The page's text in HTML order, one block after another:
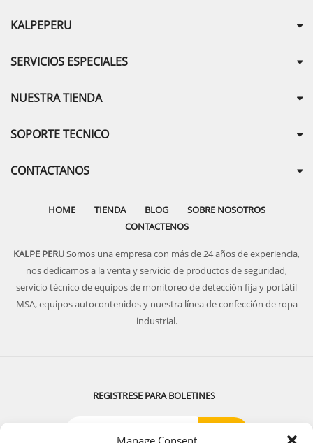
Manage Consent
KALPEPERU
SERVICIOS ESPECIALES
NUESTRA TIENDA
SOPORTE TECNICO
CONTACTANOS
HOME TIENDA BLOG
SOBRE NOSOTROS
CONTACTENOS
KALPE PERUSomos una empresa con más de 24 años de experiencia,
nos dedicamos a la venta y servicio de productos de seguridad,
servicio técnico de equipos de monitoreo de detección fija y portátil
MSA, equipos autocontenidos y nuestra línea de confección de ropa
industrial.
REGISTRESE PARA BOLETINES